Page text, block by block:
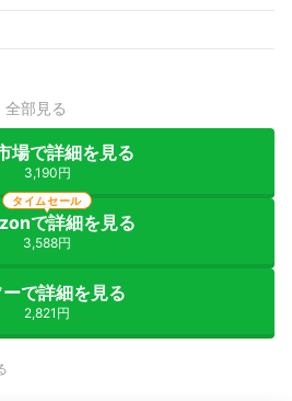
全部見る
場で詳細を見る
3,190円
で詳細を見る
3,588円
タイムセール
で詳細を見る
2,821円